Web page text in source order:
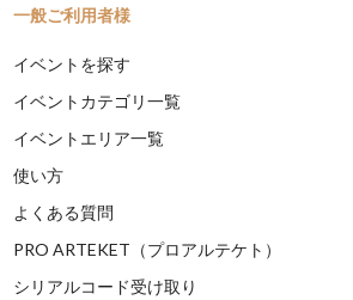
一般ご利用者様
イベントを探す
イベントカテゴリ一覧
イベントエリア一覧
使い方
よくある質問
PRO ARTEKET（プロアルテケト）
シリアルコード受け取り